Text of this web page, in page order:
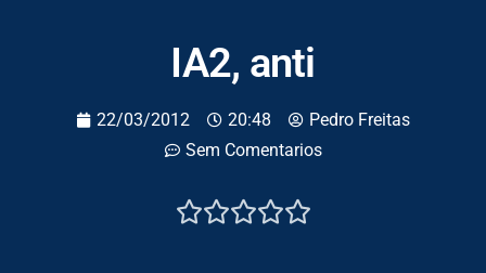
IA2, anti
22/03/2012 20:48
Pedro Freitas
Sem Comentarios
